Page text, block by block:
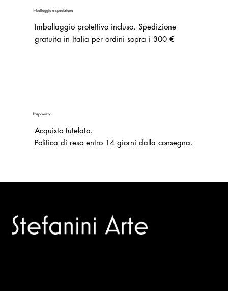
Imballaggio e spedizione
Imballaggio protettivo incluso. Spedizione
gratuita in Italia per ordini sopra i 300 €
Trasparenza
Acquisto tutelato.
Politica di reso entro 14 giorni dalla consegna.